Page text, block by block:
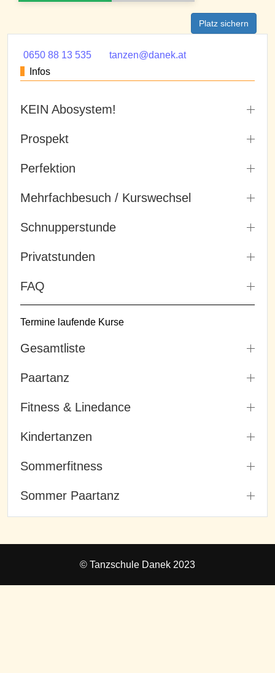
Platz sichern
0650 88 13 535
tanzen@danek.at
Infos
KEIN Abosystem!
Prospekt
Perfektion
Mehrfachbesuch / Kurswechsel
Schnupperstunde
Privatstunden
FAQ
Termine laufende Kurse
Gesamtliste
Paartanz
Fitness & Linedance
Kindertanzen
Sommerfitness
Sommer Paartanz
© Tanzschule Danek 2023